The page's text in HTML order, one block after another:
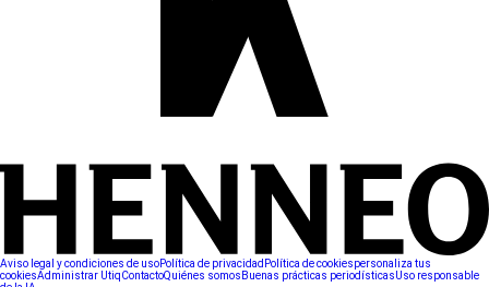
Aviso legal y condiciones de usoPolítica de privacidad Política de cookiespersonaliza tus
cookiesAdministrar UtiqContactoQuiénes somos Buenas prácticas periodísticasUso responsable